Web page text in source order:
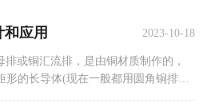
应用 2023-10-18
或铜汇流排，是由铜材质制作的，
形的长导体(现在一般都用圆角铜排，